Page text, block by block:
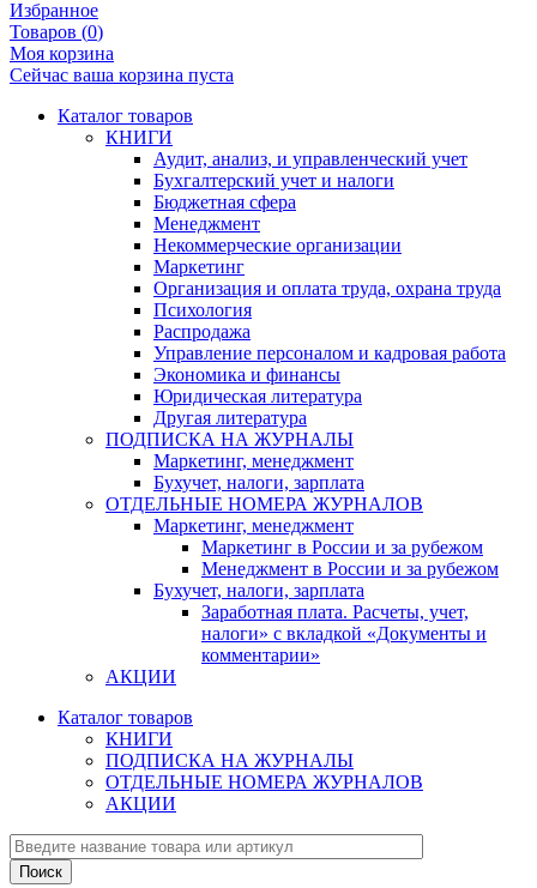
Избранное
Товаров (0)
Моя корзина
Сейчас ваша корзина пуста
Каталог товаров
КНИГИ
Аудит, анализ, и управленческий учет
Бухгалтерский учет и налоги
Бюджетная сфера
Менеджмент
Некоммерческие организации
Маркетинг
Организация и оплата труда, охрана труда
Психология
Распродажа
Управление персоналом и кадровая работа
Экономика и финансы
Юридическая литература
Другая литература
ПОДПИСКА НА ЖУРНАЛЫ
Маркетинг, менеджмент
Бухучет, налоги, зарплата
ОТДЕЛЬНЫЕ НОМЕРА ЖУРНАЛОВ
Маркетинг, менеджмент
Маркетинг в России и за рубежом
Менеджмент в России и за рубежом
Бухучет, налоги, зарплата
Заработная плата. Расчеты, учет,
налоги» с вкладкой «Документы и
комментарии»
АКЦИИ
Каталог товаров
КНИГИ
ПОДПИСКА НА ЖУРНАЛЫ
ОТДЕЛЬНЫЕ НОМЕРА ЖУРНАЛОВ
АКЦИИ